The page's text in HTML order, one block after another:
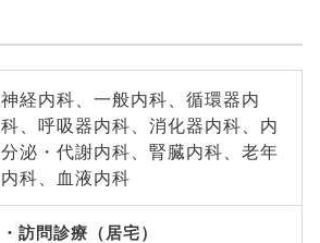
神経内科、一般内科、循環器内
科、呼吸器内科、消化器内科、内
分泌・代謝内科、腎臓内科、老年
内科、血液内科
訪問診療（居宅）